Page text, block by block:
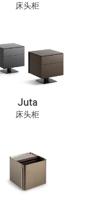
床头柜
Juta
床头柜